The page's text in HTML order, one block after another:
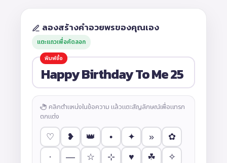
ลองสร้างคำอวยพรของคุณเอง
แตะแถวเพื่อคัดลอก
คลิกตำแหน่งในข้อความ แล้วแตะสัญลักษณ์เพื่อแทรก
ตกแต่ง
♡
❥ 👑 • ✦ »
✿
·
— ☆ ⊹ ♥ ☘
✧